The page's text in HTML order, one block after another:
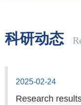
科研动态
2025-02-24
Research